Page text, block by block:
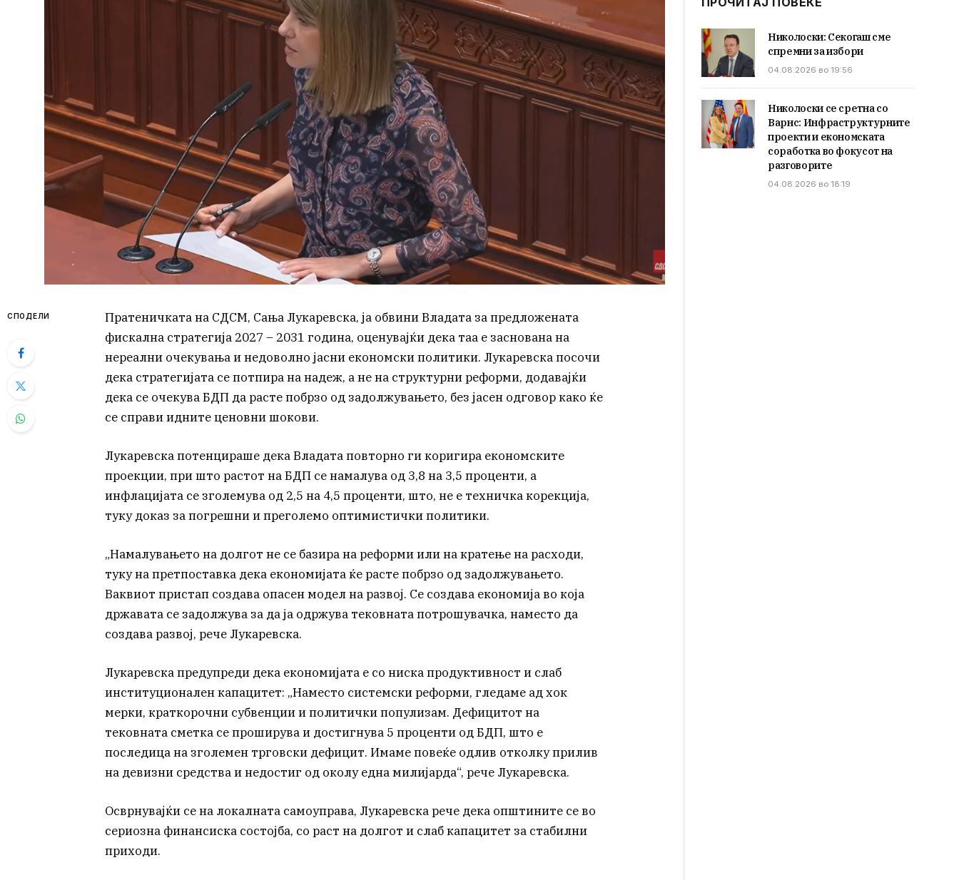
СПОДЕЛИ
Пратеничката на СДСМ, Сања Лукаревска, ја обвини Владата за предложената
фискална стратегија 2027 – 2031 година, оценувајќи дека таа е заснована на
нереални очекувања и недоволно јасни економски политики. Лукаревска посочи
дека стратегијата се потпира на надеж, а не на структурни реформи, додавајќи
дека се очекува БДП да расте побрзо од задолжувањето, без јасен одговор како ќе
се справи идните ценовни шокови.
Лукаревска потенцираше дека Владата повторно ги коригира економските
проекции, при што растот на БДП се намалува од 3,8 на 3,5 проценти, а
инфлацијата се зголемува од 2,5 на 4,5 проценти, што, не е техничка корекција,
туку доказ за погрешни и преголемо оптимистички политики.
„Намалувањето на долгот не се базира на реформи или на кратење на расходи,
туку на претпоставка дека економијата ќе расте побрзо од задолжувањето.
Ваквиот пристап создава опасен модел на развој. Се создава економија во која
државата се задолжува за да ја одржува тековната потрошувачка, наместо да
создава развој, рече Лукаревска.
Лукаревска предупреди дека економијата е со ниска продуктивност и слаб
институционален капацитет: „Наместо системски реформи, гледаме ад хок
мерки, краткорочни субвенции и политички популизам. Дефицитот на
тековната сметка се проширува и достигнува 5 проценти од БДП, што е
последица на зголемен трговски дефицит. Имаме повеќе одлив отколку прилив
на девизни средства и недостиг од околу една милијарда“, рече Лукаревска.
Осврнувајќи се на локалната самоуправа, Лукаревска рече дека општините се во
сериозна финансиска состојба, со раст на долгот и слаб капацитет за стабилни
приходи.
Николоски: Секогаш сме
спремни за избори
04.08.2026 во 19:56
Николоски се сретна со
Варнс: Инфраструктурните
проекти и економската
соработка во фокусот на
разговорите
04.08.2026 во 18:19